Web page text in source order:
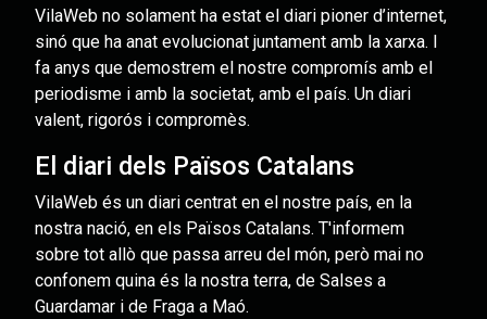
VilaWeb no solament ha estat el diari pioner d’internet,
sinó que ha anat evolucionat juntament amb la xarxa. I
fa anys que demostrem el nostre compromís amb el
periodisme i amb la societat, amb el país. Un diari
valent, rigorós i compromès.
El diari dels Països Catalans
VilaWeb és un diari centrat en el nostre país, en la
nostra nació, en els Països Catalans. T'informem
sobre tot allò que passa arreu del món, però mai no
confonem quina és la nostra terra, de Salses a
Guardamar i de Fraga a Maó.